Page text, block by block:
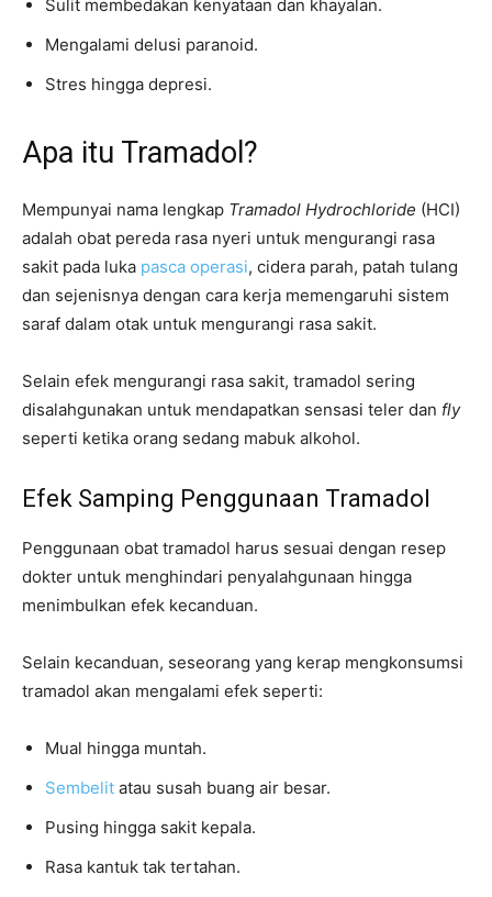
Sulit membedakan kenyataan dan khayalan.
Mengalami delusi paranoid.
Stres hingga depresi.
Apa itu Tramadol?
Mempunyai nama lengkap Tramadol Hydrochloride (HCI)
adalah obat pereda rasa nyeri untuk mengurangi rasa
sakit pada luka pasca operasi, cidera parah, patah tulang
dan sejenisnya dengan cara kerja memengaruhi sistem
saraf dalam otak untuk mengurangi rasa sakit.
Selain efek mengurangi rasa sakit, tramadol sering
disalahgunakan untuk mendapatkan sensasi teler dan fly
seperti ketika orang sedang mabuk alkohol.
Efek Samping Penggunaan Tramadol
Penggunaan obat tramadol harus sesuai dengan resep
dokter untuk menghindari penyalahgunaan hingga
menimbulkan efek kecanduan.
Selain kecanduan, seseorang yang kerap mengkonsumsi
tramadol akan mengalami efek seperti:
Mual hingga muntah.
Sembelit atau susah buang air besar.
Pusing hingga sakit kepala.
Rasa kantuk tak tertahan.